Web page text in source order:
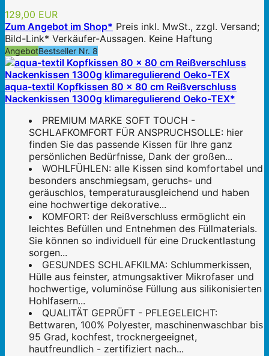
129,00 EUR
Zum Angebot im Shop* Preis inkl. MwSt., zzgl. Versand;
Bild-Link* Verkäufer-Aussagen. Keine Haftung
AngebotBestseller Nr. 8
aqua-textil Kopfkissen 80 x 80 cm Reißverschluss
Nackenkissen 1300g klimaregulierend Oeko-TEX*
PREMIUM MARKE SOFT TOUCH -
SCHLAFKOMFORT FÜR ANSPRUCHSOLLE: hier
finden Sie das passende Kissen für Ihre ganz
persönlichen Bedürfnisse, Dank der großen...
WOHLFÜHLEN: alle Kissen sind komfortabel und
besonders anschmiegsam, geruchs- und
geräuschlos, temperaturausgleichend und haben
eine hochwertige dekorative...
KOMFORT: der Reißverschluss ermöglicht ein
leichtes Befüllen und Entnehmen des Füllmaterials.
Sie können so individuell für eine Druckentlastung
sorgen...
GESUNDES SCHLAFKILMA: Schlummerkissen,
Hülle aus feinster, atmungsaktiver Mikrofaser und
hochwertige, voluminöse Füllung aus silikonisierten
Hohlfasern...
QUALITÄT GEPRÜFT - PFLEGELEICHT:
Bettwaren, 100% Polyester, maschinenwaschbar bis
95 Grad, kochfest, trocknergeeignet,
hautfreundlich - zertifiziert nach...